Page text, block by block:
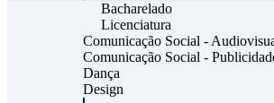
Bacharelado
Licenciatura
Comunicação Social -
Comunicação Social -
Dança
Design